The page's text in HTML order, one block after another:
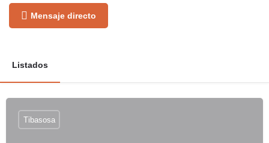
Mensaje directo
Listados
Tibasosa